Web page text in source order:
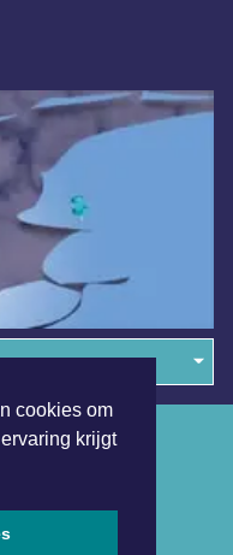
cookies om
krijgt